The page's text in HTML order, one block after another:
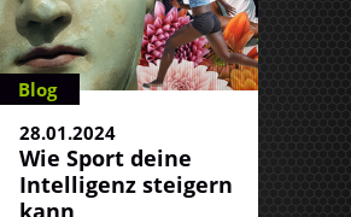
Blog
28.01.2024
Wie Sport deine
Intelligenz steigern
kann